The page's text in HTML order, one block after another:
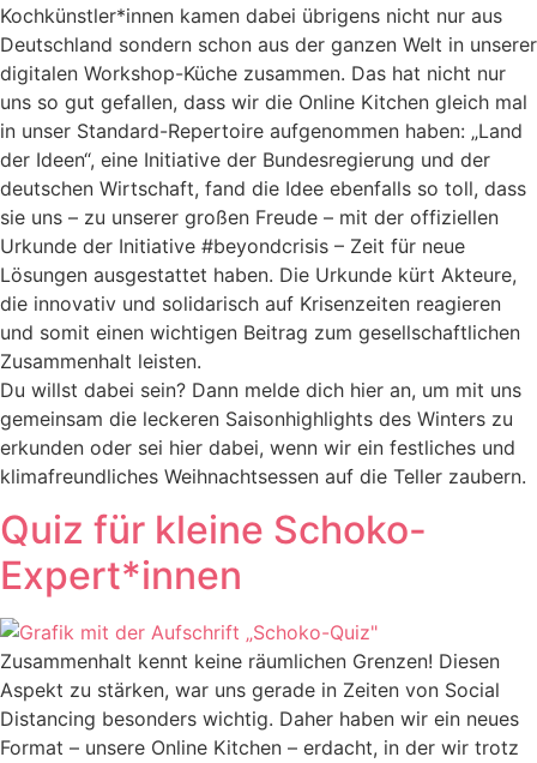
Kochkünstler*innen kamen dabei übrigens nicht nur aus
Deutschland sondern schon aus der ganzen Welt in unserer
digitalen Workshop-Küche zusammen. Das hat nicht nur
uns so gut gefallen, dass wir die Online Kitchen gleich mal
in unser Standard-Repertoire aufgenommen haben: „Land
der Ideen“, eine Initiative der Bundesregierung und der
deutschen Wirtschaft, fand die Idee ebenfalls so toll, dass
sie uns – zu unserer großen Freude – mit der offiziellen
Urkunde der Initiative #beyondcrisis – Zeit für neue
Lösungen ausgestattet haben. Die Urkunde kürt Akteure,
die innovativ und solidarisch auf Krisenzeiten reagieren
und somit einen wichtigen Beitrag zum gesellschaftlichen
Zusammenhalt leisten.
Du willst dabei sein? Dann melde dich hier an, um mit uns
gemeinsam die leckeren Saisonhighlights des Winters zu
erkunden oder sei hier dabei, wenn wir ein festliches und
klimafreundliches Weihnachtsessen auf die Teller zaubern.
Quiz für kleine Schoko-
Expert*innen
Zusammenhalt kennt keine räumlichen Grenzen! Diesen
Aspekt zu stärken, war uns gerade in Zeiten von Social
Distancing besonders wichtig. Daher haben wir ein neues
Format – unsere Online Kitchen – erdacht, in der wir trotz